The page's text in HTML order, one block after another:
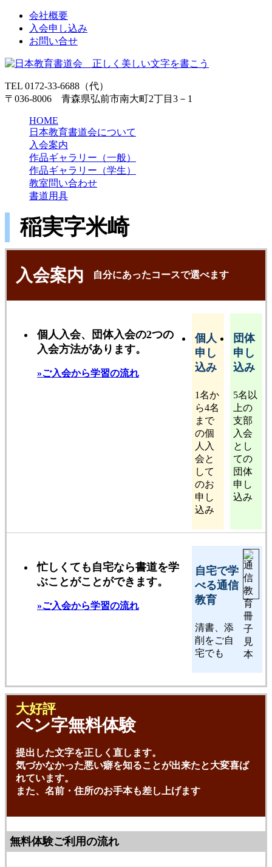
会社概要
入会申し込み
お問い合せ
TEL 0172-33-6688（代）
〒036-8006 青森県弘前市南大町2丁目3－1
HOME
日本教育書道会について
入会案内
作品ギャラリー（一般）
作品ギャラリー（学生）
教室問い合わせ
書道用具
稲実字米崎
入会案内 自分にあったコースで選べます
個人入会、団体入会の2つの
入会方法があります。
»ご入会から学習の流れ
個人
申し
込み
1名か
ら4名
まで
の個
人入
会と
して
のお
申し
込み
団体
申し
込み
5名以
上の
支部
入会
とし
ての
団体
申し
込み
忙しくても自宅なら書道を学
ぶことがことができます。
»ご入会から学習の流れ
自宅で学
べる通信
教育
清書、添
削をご自
宅でも
大好評
ペン字無料体験
提出した文字を正しく直します。
気づかなかった悪い癖を知ることが出来たと大変喜ば
れています。
また、名前・住所のお手本も差し上げます
無料体験ご利用の流れ